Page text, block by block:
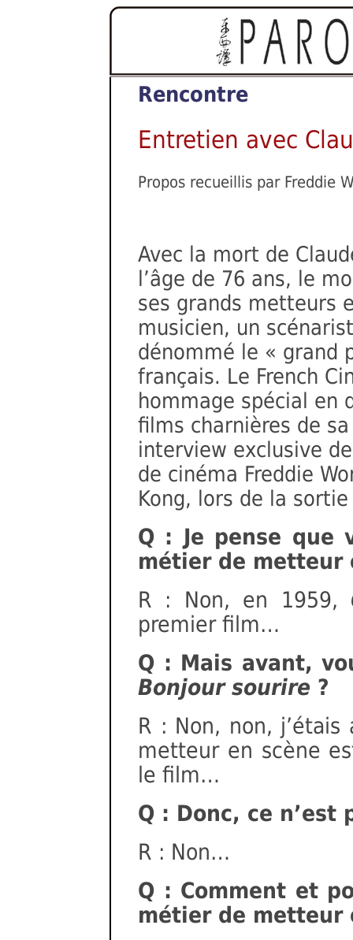
Rencontre
Entretien avec
Propos recueillis par Freddie
Avec la mort de
l’âge de 76 ans, le
ses grands metteurs
musicien, un
dénommé le « grand
français. Le French
hommage spécial en
films charnières de
interview exclusive
de cinéma Freddie
Kong, lors de la
Q : Je pense que
métier de metteur
R : Non, en 1959,
premier film…
Q : Mais avant,
Bonjour sourire ?
R : Non, non,
metteur en scène
le film…
Q : Donc, ce
R : Non…
Q : Comment et
métier de metteur